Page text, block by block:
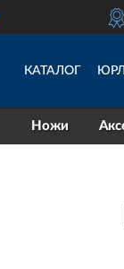
КАТАЛОГ
Ножи